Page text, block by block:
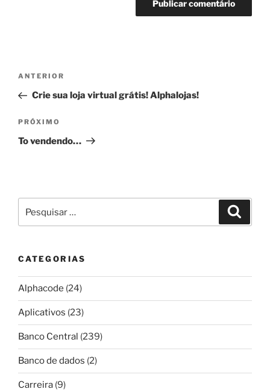
Navegação
Post
Post
anterior
ANTERIOR
Crie sua loja virtual grátis! Alphalojas!
Próximo
post
PRÓXIMO
To vendendo…
por:
CATEGORIAS
Alphacode (24)
Aplicativos (23)
Banco Central (239)
Banco de dados (2)
Carreira (9)